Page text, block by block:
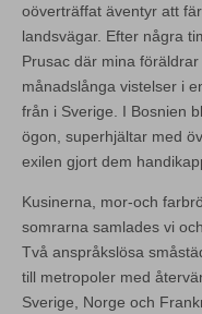
oöverträffat äventyr att
landsvägar. Efter några
Prusac där mina
månadslånga vistelser i
från i Sverige. I Bosnien
ögon, superhjältar med
exilen gjort dem
Kusinerna, mor-och
somrarna samlades vi
Två anspråkslösa
till metropoler med
Sverige, Norge och